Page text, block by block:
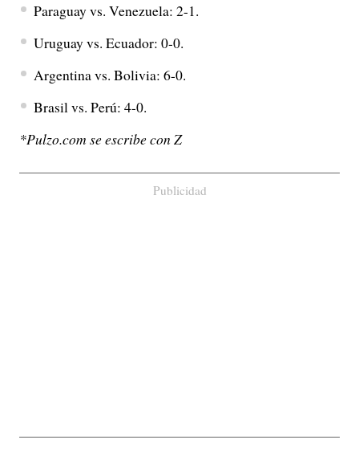
Paraguay vs. Venezuela: 2-1.
Uruguay vs. Ecuador: 0-0.
Argentina vs. Bolivia: 6-0.
Brasil vs. Perú: 4-0.
*Pulzo.com se escribe con Z
Publicidad